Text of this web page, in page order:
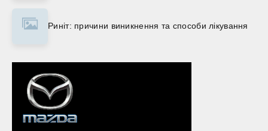
Риніт: причини виникнення та способи лікування